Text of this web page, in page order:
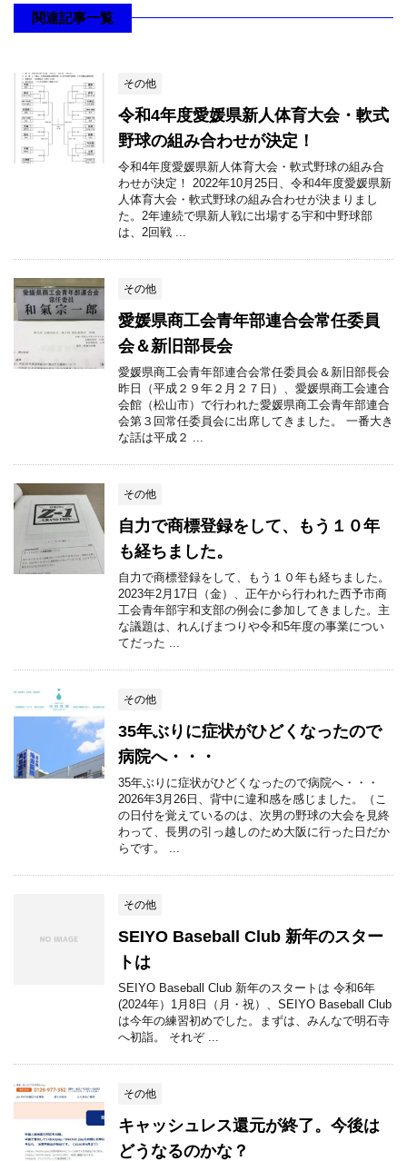
関連記事一覧
その他
令和4年度愛媛県新人体育大会・軟式
野球の組み合わせが決定！
令和4年度愛媛県新人体育大会・軟式野球の組み合
わせが決定！ 2022年10月25日、令和4年度愛媛県新
人体育大会・軟式野球の組み合わせが決まりまし
た。2年連続で県新人戦に出場する宇和中野球部
は、2回戦 ...
その他
愛媛県商工会青年部連合会常任委員
会＆新旧部長会
愛媛県商工会青年部連合会常任委員会＆新旧部長会
昨日（平成２９年２月２７日）、愛媛県商工会連合
会館（松山市）で行われた愛媛県商工会青年部連合
会第３回常任委員会に出席してきました。 一番大き
な話は平成２ ...
その他
自力で商標登録をして、もう１０年
も経ちました。
自力で商標登録をして、もう１０年も経ちました。
2023年2月17日（金）、正午から行われた西予市商
工会青年部宇和支部の例会に参加してきました。主
な議題は、れんげまつりや令和5年度の事業につい
てだった ...
その他
35年ぶりに症状がひどくなったので
病院へ・・・
35年ぶりに症状がひどくなったので病院へ・・・
2026年3月26日、背中に違和感を感じました。（こ
の日付を覚えているのは、次男の野球の大会を見終
わって、長男の引っ越しのため大阪に行った日だか
らです。 ...
その他
SEIYO Baseball Club 新年のスター
トは
SEIYO Baseball Club 新年のスタートは 令和6年
(2024年）1月8日（月・祝）、SEIYO Baseball Club
は今年の練習初めでした。まずは、みんなで明石寺
へ初詣。 それぞ ...
その他
キャッシュレス還元が終了。今後は
どうなるのかな？